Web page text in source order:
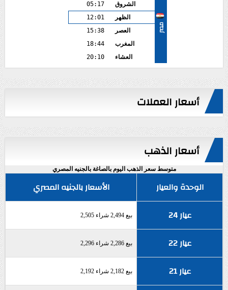
مصر
الشروق
05:17
الظهر
12:01
العصر
15:38
المغرب
18:44
العشاء
20:10
أسعار العملات
أسعار الذهب
متوسط سعر الذهب اليوم بالصاغة بالجنيه المصري
الوحدة والعيار
الأسعار بالجنيه المصري
عيار 24
بيع 2,494 شراء 2,505
عيار 22 بيع 2,286 شراء 2,296
عيار 21 بيع 2,182 شراء 2,192